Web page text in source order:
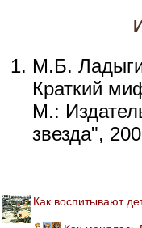
М.Б.
Краткий
М.:
звезда",
Как воспитывают